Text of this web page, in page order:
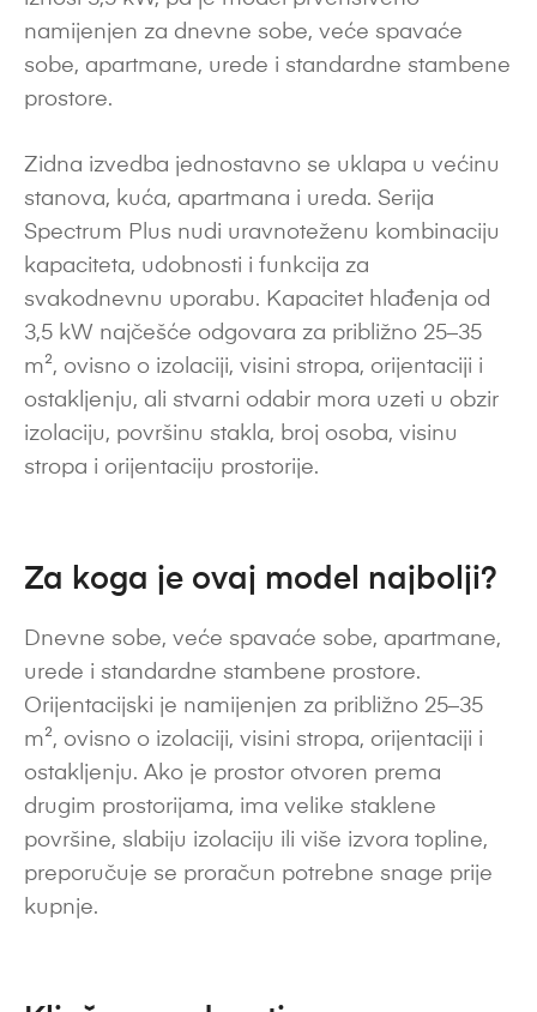
namijenjen za dnevne sobe, veće spavaće
sobe, apartmane, urede i standardne stambene
prostore.
Zidna izvedba jednostavno se uklapa u većinu
stanova, kuća, apartmana i ureda. Serija
Spectrum Plus nudi uravnoteženu kombinaciju
kapaciteta, udobnosti i funkcija za
svakodnevnu uporabu. Kapacitet hlađenja od
3,5 kW najčešće odgovara za približno 25–35
m², ovisno o izolaciji, visini stropa, orijentaciji i
ostakljenju, ali stvarni odabir mora uzeti u obzir
izolaciju, površinu stakla, broj osoba, visinu
stropa i orijentaciju prostorije.
Za koga je ovaj model najbolji?
Dnevne sobe, veće spavaće sobe, apartmane,
urede i standardne stambene prostore.
Orijentacijski je namijenjen za približno 25–35
m², ovisno o izolaciji, visini stropa, orijentaciji i
ostakljenju. Ako je prostor otvoren prema
drugim prostorijama, ima velike staklene
površine, slabiju izolaciju ili više izvora topline,
preporučuje se proračun potrebne snage prije
kupnje.